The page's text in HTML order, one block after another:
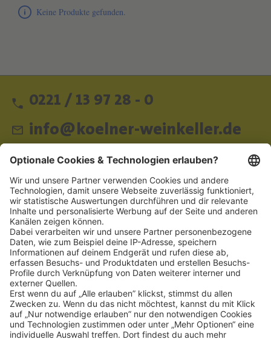
Keine Produkte gefunden.
0221 / 13 97 28 - 0
info@koelner-weinkeller.de
Schnellzugriff
ZAHLUNGSMETHODEN
SOCIAL
NEWSLETTER
BESUCHEN SIE UNS